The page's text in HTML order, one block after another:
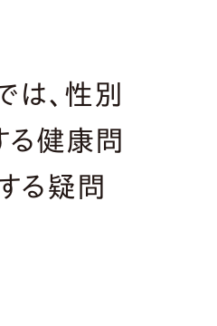
、性別
る健康問
る疑問